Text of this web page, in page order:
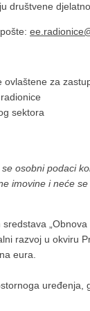
društvene
ovlaštene za
sektora
osobni podaci
imovine i neće
razvoj u okviru
eura.